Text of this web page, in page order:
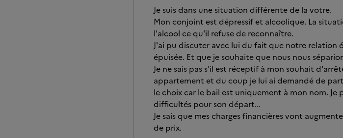
Je suis dans une situation différente de la votre.
Mon conjoint est dépressif et alcoolique. La
l'alcool ce qu'il refuse de reconnaître.
J'ai pu discuter avec lui du fait que notre relation
épuisée. Et que je souhaite que nous nous
Je ne sais pas s'il est réceptif à mon souhait
appartement et du coup je lui ai demandé de
le choix car le bail est uniquement à mon nom. Je
difficultés pour son départ...
Je sais que mes charges financières vont
de prix.